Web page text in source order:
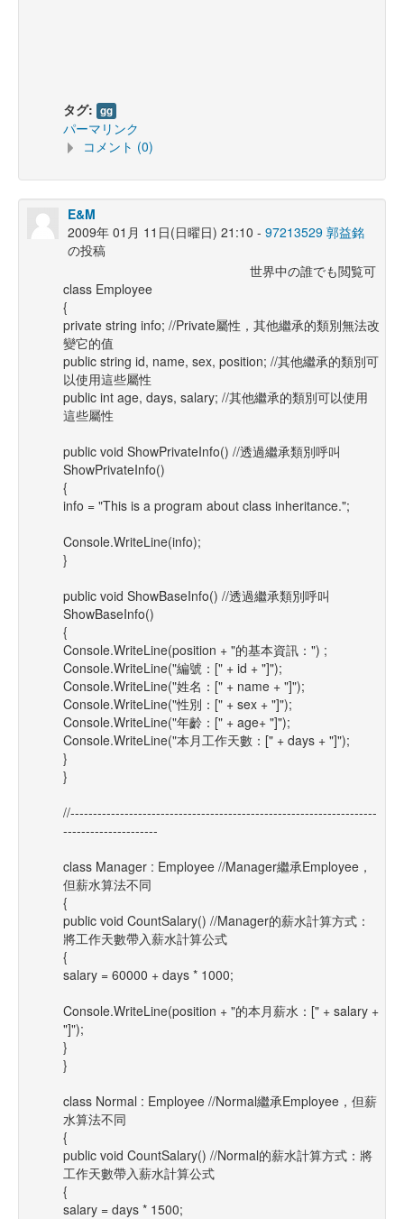
タグ: gg
パーマリンク
コメント (0)
E&M
2009年 01月 11日(日曜日) 21:10 - 97213529 郭益銘
の投稿
世界中の誰でも閲覧可
class Employee
{
private string info; //Private屬性，其他繼承的類別無法改
變它的值
public string id, name, sex, position; //其他繼承的類別可
以使用這些屬性
public int age, days, salary; //其他繼承的類別可以使用
這些屬性
public void ShowPrivateInfo() //透過繼承類別呼叫
ShowPrivateInfo()
{
info = "This is a program about class inheritance.";
Console.WriteLine(info);
}
public void ShowBaseInfo() //透過繼承類別呼叫
ShowBaseInfo()
{
Console.WriteLine(position + "的基本資訊：") ;
Console.WriteLine("編號：[" + id + "]");
Console.WriteLine("姓名：[" + name + "]");
Console.WriteLine("性別：[" + sex + "]");
Console.WriteLine("年齡：[" + age+ "]");
Console.WriteLine("本月工作天數：[" + days + "]");
}
}
//--------------------------------------------------------------------
---------------------
class Manager : Employee //Manager繼承Employee，
但薪水算法不同
{
public void CountSalary() //Manager的薪水計算方式：
將工作天數帶入薪水計算公式
{
salary = 60000 + days * 1000;
Console.WriteLine(position + "的本月薪水：[" + salary +
"]");
}
}
class Normal : Employee //Normal繼承Employee，但薪
水算法不同
{
public void CountSalary() //Normal的薪水計算方式：將
工作天數帶入薪水計算公式
{
salary = days * 1500;